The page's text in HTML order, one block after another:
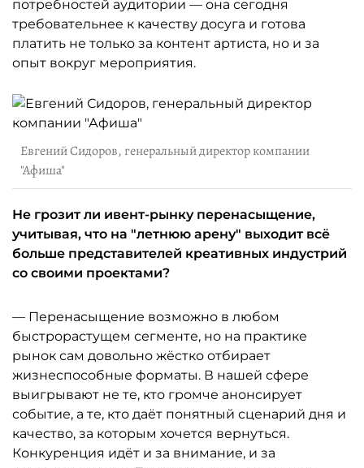
потребностей аудитории — она сегодня
требовательнее к качеству досуга и готова
платить не только за контент артиста, но и за
опыт вокруг мероприятия.
Евгений Сидоров, генеральный директор компании
"Афиша"
Не грозит ли ивент-рынку перенасыщение,
учитывая, что на "летнюю арену" выходит всё
больше представителей креативных индустрий
со своими проектами?
— Перенасыщение возможно в любом
быстрорастущем сегменте, но на практике
рынок сам довольно жёстко отбирает
жизнеспособные форматы. В нашей сфере
выигрывают не те, кто громче анонсирует
событие, а те, кто даёт понятный сценарий дня и
качество, за которым хочется вернуться.
Конкуренция идёт и за внимание, и за